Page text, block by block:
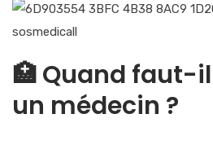
🏥Quand faut-
un médecin ?